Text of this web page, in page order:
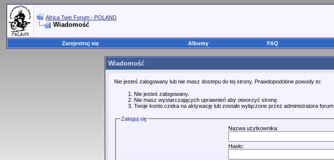
Africa Twin Forum - POLAND
Wiadomość
Zarejestruj się Albumy FAQ
Wiadomość
Nie jesteś zalogowany lub nie masz dostepu do tej strony. Prawdopodobne powody to:
Nie jesteś zalogowany.
Nie masz wystarczających uprawnień aby otworzyć stronę.
Twoje konto czeka na aktywację lub zostało wyłączone przez administratora forum.
Zaloguj się
Nazwa użytkownika:
Hasło: